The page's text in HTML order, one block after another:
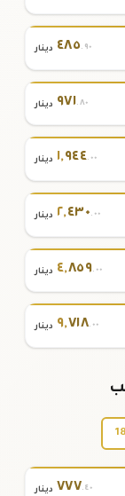
٤٨٥.٩٠ دينار
٩٧١.٨٠ دينار
١,٩٤٤.٠٠ دينار
٢,٤٣٠.٠٠ دينار
٤,٨٥٩.٠٠ دينار
٩,٧١٨.٠٠ دينار
٧٧٧.٤٠ دينار